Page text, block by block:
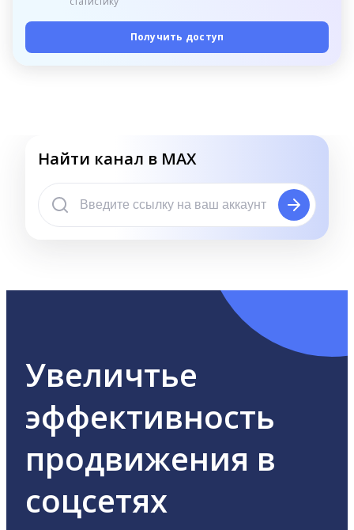
Получить доступ
Найти канал в MAX
Увеличтье
эффективность
продвижения в
соцсетях